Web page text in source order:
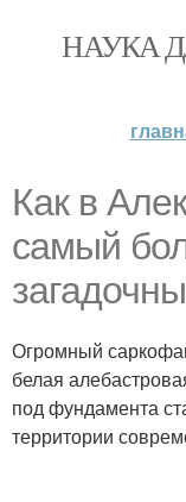
НАУКА
Как в
самый
Огромный
белая
под фундамента
территории